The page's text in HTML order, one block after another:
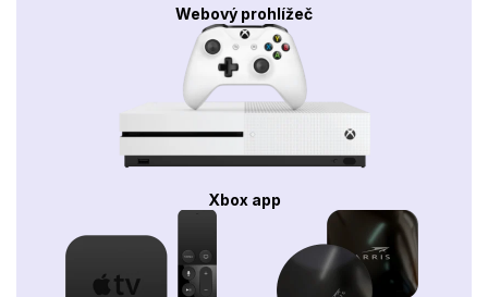
Webový prohlížeč
Xbox app